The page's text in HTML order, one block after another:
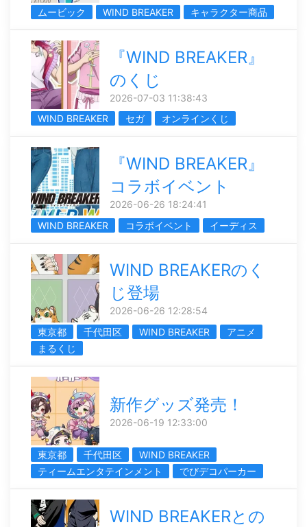
ムービック
WIND BREAKER キャラクター商品
『WIND BREAKER』
のくじ
2026-07-03 11:38:43
WIND BREAKER
セガ オンラインくじ
『WIND BREAKER』
コラボイベント
2026-06-26 18:24:41
WIND BREAKER
コラボイベント イーディス
WIND BREAKERのく
じ登場
2026-06-26 12:28:54
東京都
千代田区 WIND BREAKER
アニメ
まるくじ
新作グッズ発売！
2026-06-19 12:33:00
東京都 千代田区
WIND BREAKER
ティームエンタテインメント
でびデコパーカー
WIND BREAKERとの